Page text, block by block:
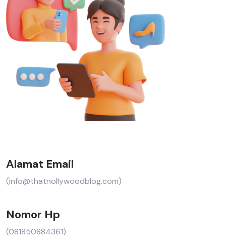
Alamat Email
(info@thatnollywoodblog.com)
Nomor Hp
(081850884361)